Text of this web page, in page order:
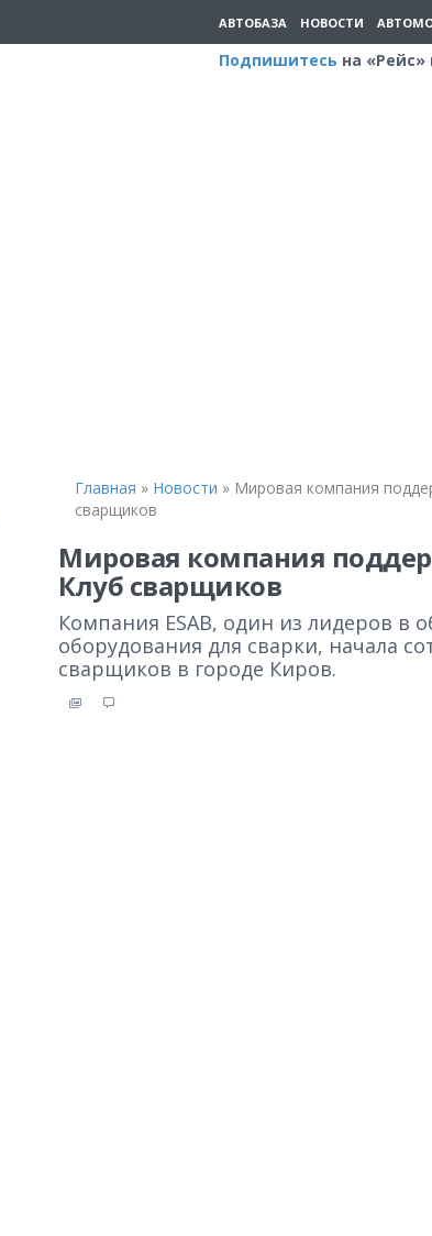
АВТОБАЗА НОВОСТИ
Подпишитесь на «Рейс»
Главная » Новости » Мировая компания
сварщиков
Мировая компания
Клуб сварщиков
Компания ESAB, один из лидеров в
оборудования для сварки, начала
сварщиков в городе Киров.